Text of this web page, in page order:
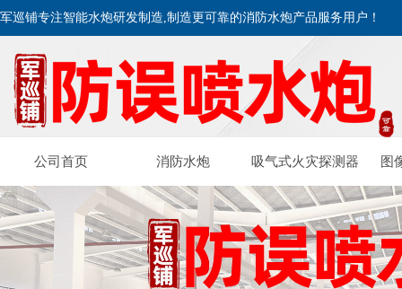
军巡铺专注智能水炮研发制造,制造更可靠的消防水炮产品服务用户！
公司首页 消防水炮 吸气式火灾探测器 图